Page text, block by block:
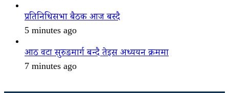
प्रतिनिधिसभा बैठक आज बस्दै
5 minutes ago
आठ वटा सुरुङमार्ग बन्दै तेइस अध्ययन क्रममा
7 minutes ago